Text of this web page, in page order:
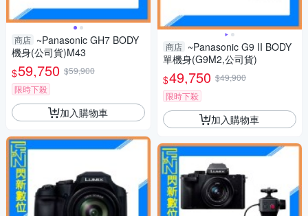
商店 ~Panasonic GH7 BODY
機身(公司貨)M43
$59,750 $59,900
限時下殺
加入購物車
商店 ~Panasonic G9 II BODY
單機身(G9M2,公司貨)
$49,750 $49,900
限時下殺
加入購物車